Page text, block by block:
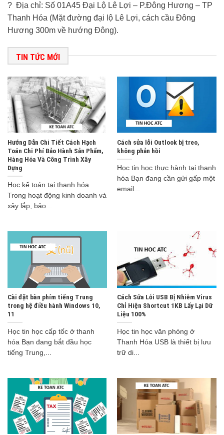
? Địa chỉ: Số 01A45 Đại Lộ Lê Lợi – P.Đông Hương – TP
Thanh Hóa (Mặt đường đại lộ Lê Lợi, cách cầu Đông
Hương 300m về hướng Đông).
TIN TỨC MỚI
Hướng Dẫn Chi Tiết Cách Hạch
Toán Chi Phí Bảo Hành Sản Phẩm,
Hàng Hóa Và Công Trình Xây
Dựng
Học kế toán tại thanh hóa
Trong hoạt động kinh doanh và
xây lắp, bảo...
Cách sửa lỗi Outlook bị treo,
không phản hồi
Học tin học thực hành tại thanh
hóa Bạn đang cần gửi gấp một
email...
Cài đặt bàn phím tiếng Trung
trong hệ điều hành Windows 10,
11
Học tin học cấp tốc ở thanh
hóa Bạn đang bắt đầu học
tiếng Trung,...
Cách Sửa Lỗi USB Bị Nhiễm Virus
Chỉ Hiện Shortcut 1KB Lấy Lại Dữ
Liệu 100%
Học tin học văn phòng ở
Thanh Hóa USB là thiết bị lưu
trữ di...